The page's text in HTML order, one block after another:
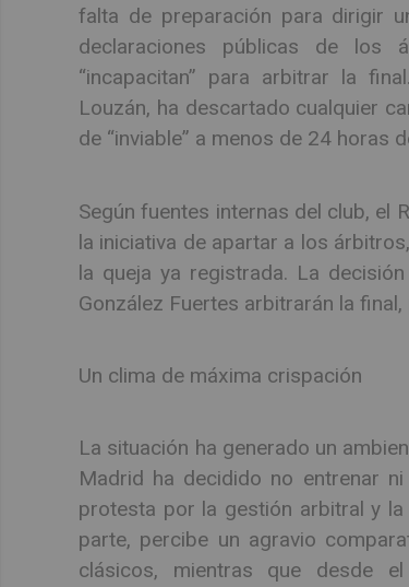
falta de preparación para dirigir
declaraciones públicas de los
“incapacitan” para arbitrar la
Louzán, ha descartado cualquier
de “inviable” a menos de 24 horas
Según fuentes internas del club, el
la iniciativa de apartar a los
la queja ya registrada. La
González Fuertes arbitrarán la
Un clima de máxima crispación
La situación ha generado un
Madrid ha decidido no entrenar
protesta por la gestión arbitral y
parte, percibe un agravio
clásicos, mientras que desde